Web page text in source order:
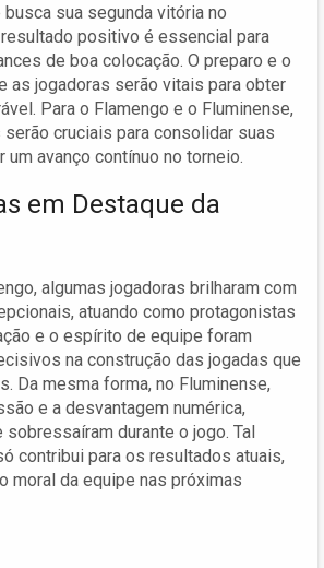
sua segunda vitória no
positivo é essencial para
de boa colocação. O preparo e o
as jogadoras serão vitais para obter
Para o Flamengo e o Fluminense,
cruciais para consolidar suas
avanço contínuo no torneio.
em Destaque da
algumas jogadoras brilharam com
atuando como protagonistas
e o espírito de equipe foram
na construção das jogadas que
Da mesma forma, no Fluminense,
e a desvantagem numérica,
durante o jogo. Tal
contribui para os resultados atuais,
moral da equipe nas próximas